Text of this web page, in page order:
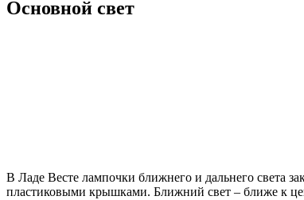
Основной свет
В Ладе Весте лампочки ближнего и дальнего света
пластиковыми крышками. Ближний свет – ближе к